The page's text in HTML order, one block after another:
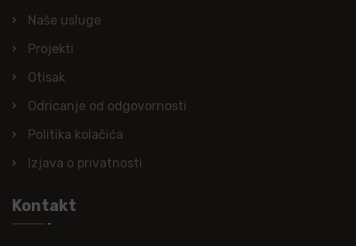
Naše usluge
Projekti
Otisak
Odricanje od odgovornosti
Politika kolačića
Izjava o privatnosti
Kontakt